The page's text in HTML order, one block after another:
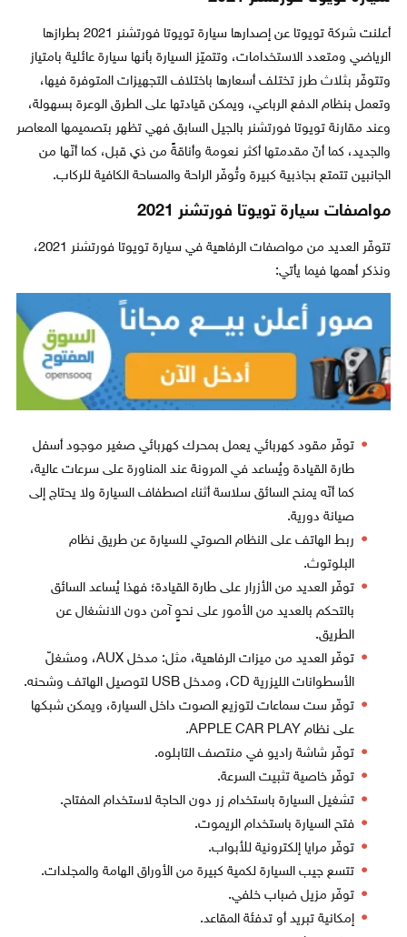
أعلنت شركة تويوتا عن إصدارها سيارة تويوتا فورتشنر 2021 بطرازها
الرياضي ومتعدد الاستخدامات، وتتميّز السيارة بأنها سيارة عائلية بامتياز
وتتوفّر بثلاث طرز تختلف أسعارها باختلاف التجهيزات المتوفرة فيها،
وتعمل بنظام الدفع الرباعي، ويمكن قيادتها على الطرق الوعرة بسهولة،
وعند مقارنة تويوتا فورتشنر بالجيل السابق فهي تظهر بتصميمها المعاصر
والجديد، كما أنّ مقدمتها أكثر نعومة وأناقةً من ذي قبل، كما أنّها من
الجانبين تتمتع بجاذبية كبيرة وتُوفّر الراحة والمساحة الكافية للركاب.
مواصفات سيارة تويوتا فورتشنر 2021
تتوفّر العديد من مواصفات الرفاهية في سيارة تويوتا فورتشنر 2021،
ونذكر أهمها فيما يأتي:
توفّر مقود كهربائي يعمل بمحرك كهربائي صغير موجود أسفل
طارة القيادة ويُساعد في المرونة عند المناورة على سرعات عالية،
كما أنّه يمنح السائق سلاسة أثناء اصطفاف السيارة ولا يحتاج إلى
صيانة دورية.
ربط الهاتف على النظام الصوتي للسيارة عن طريق نظام
البلوتوث.
توفّر العديد من الأزرار على طارة القيادة؛ فهذا يُساعد السائق
بالتحكم بالعديد من الأمور على نحوٍ آمن دون الانشغال عن
الطريق.
توفّر العديد من ميزات الرفاهية، مثل: مدخل AUX، ومشغلّ
الأسطوانات الليزرية CD، ومدخل USB لتوصيل الهاتف وشحنه.
توفّر ست سماعات لتوزيع الصوت داخل السيارة، ويمكن شبكها
على نظام APPLE CAR PLAY.
توفّر شاشة راديو في منتصف التابلوه.
توفّر خاصية تثبيت السرعة.
تشغيل السيارة باستخدام زر دون الحاجة لاستخدام المفتاح.
فتح السيارة باستخدام الريموت.
توفّر مرايا إلكترونية للأبواب.
تتسع جيب السيارة لكمية كبيرة من الأوراق الهامة والمجلدات.
توفّر مزيل ضباب خلفي.
إمكانية تبريد أو تدفئة المقاعد.